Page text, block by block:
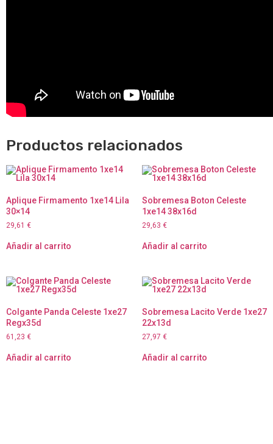
Productos relacionados
Aplique Firmamento 1xe14 Lila
30×14
29,61 €
Añadir al carrito
Sobremesa Boton Celeste
1xe14 38x16d
29,63 €
Añadir al carrito
Colgante Panda Celeste 1xe27
Regx35d
61,23 €
Añadir al carrito
Sobremesa Lacito Verde 1xe27
22x13d
27,97 €
Añadir al carrito